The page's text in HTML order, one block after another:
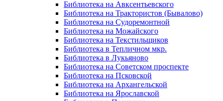
Библиотека на Авксентьевского
Библиотека на Трактористов (Бывалово)
Библиотека на Судоремонтной
Библиотека на Можайского
Библиотека на Текстильщиков
Библиотека в Тепличном мкр.
Библиотека в Лукьяново
Библиотека на Советском проспекте
Библиотека на Псковской
Библиотека на Архангельской
Библиотека на Ярославской